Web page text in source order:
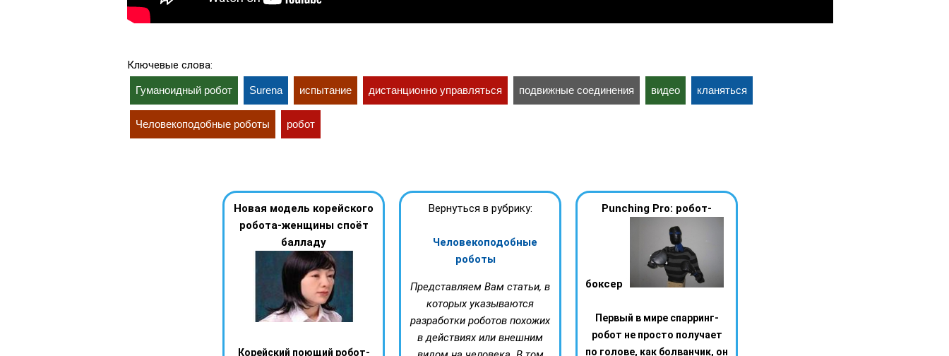
Ключевые слова:
Гуманоидный робот Surena испытание дистанционно управляться подвижные соединения видео кланяться
Человекоподобные роботы робот
Новая модель корейского
робота-женщины споёт
балладу
Корейский поющий робот-
Вернуться в рубрику:
Человекоподобные
роботы
Представляем Вам статьи, в
которых указываются
разработки роботов похожих
в действиях или внешним
Punching Pro: робот-
боксер
Первый в мире спарринг-
робот не просто получает
по голове, как болванчик, он